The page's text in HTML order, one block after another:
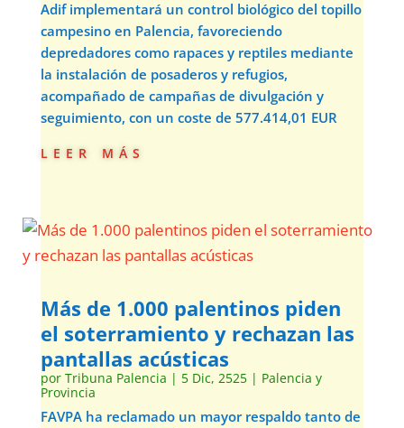
Adif implementará un control biológico del topillo
campesino en Palencia, favoreciendo
depredadores como rapaces y reptiles mediante
la instalación de posaderos y refugios,
acompañado de campañas de divulgación y
seguimiento, con un coste de 577.414,01 EUR
leer más
Más de 1.000 palentinos piden
el soterramiento y rechazan las
pantallas acústicas
por Tribuna Palencia | 5 Dic, 2525| Palencia y
Provincia
FAVPA ha reclamado un mayor respaldo tanto de